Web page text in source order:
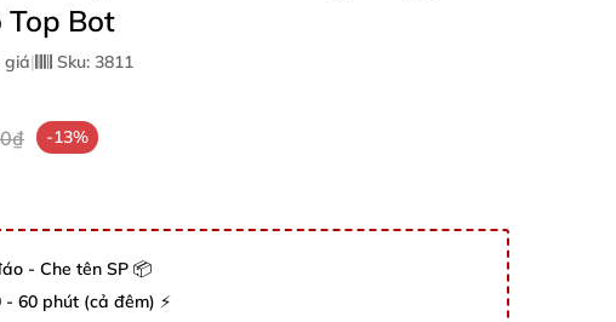
Top Bot
giá| Sku: 3811
-13%
- Che tên SP 📦
60 phút (cả đêm) ⚡